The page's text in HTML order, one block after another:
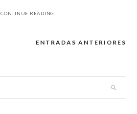
CONTINUE READING
ENTRADAS ANTERIORES